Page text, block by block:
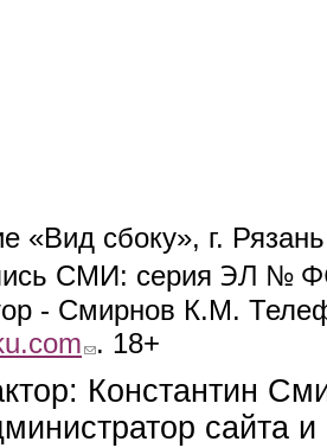
«Вид сбоку», г.
СМИ: серия ЭЛ №
- Смирнов К.М.
(link sends e-mail)
. 18+
Константин
сайта